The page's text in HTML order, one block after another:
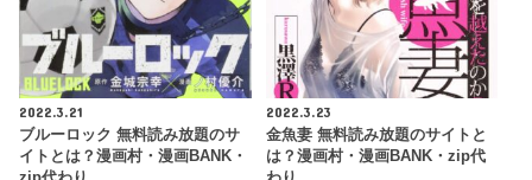
2022.3.21
ブルーロック 無料読み放題のサ
イトとは？漫画村・漫画BANK・
2022.3.23
金魚妻 無料読み放題のサイトと
は？漫画村・漫画BANK・zip代